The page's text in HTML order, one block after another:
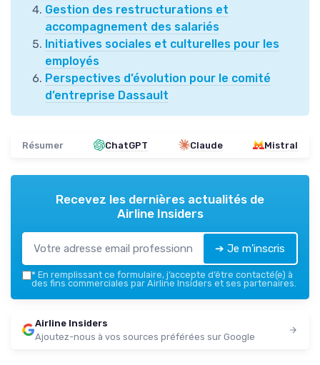
Gestion des restructurations et
accompagnement des salariés
Initiatives sociales et culturelles pour les
employés
Perspectives d’évolution pour le comité
d’entreprise Dassault
Résumer ChatGPT Claude Mistral
Recevez les dernières actualités de
Airline Insiders
➔ Je m'inscris
* En remplissant ce formulaire, j’accepte d’être contacté(e) à
des fins commerciales par Airline Insiders et ses partenaires.
Airline Insiders
Ajoutez-nous à vos sources préférées sur Google